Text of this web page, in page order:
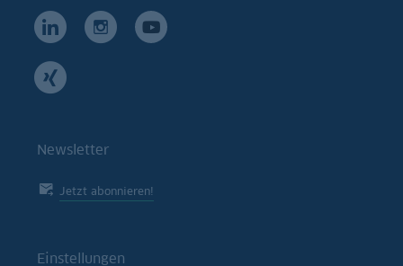
Newsletter
Jetzt abonnieren!
Einstellungen